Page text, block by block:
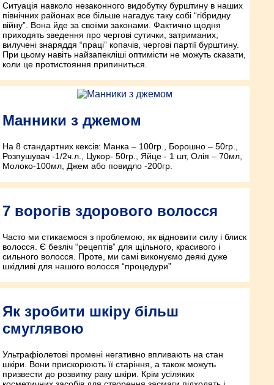
Ситуація навколо незаконного видобутку бурштину в наших
північних районах все більше нагадує таку собі “гібридну
війну”. Вона йде за своїми законами. Фактично щодня
приходять зведення про чергові сутички, затриманих,
вилучені знаряддя “праці” копачів, чергові партії бурштину.
При цьому навіть найзапекліші оптимісти не можуть сказати,
коли це протистояння припиниться.
Манники з джемом
На 8 стандартних кексів: Манка – 100гр., Борошно – 50гр.,
Розпушувач -1/2ч.л., Цукор- 50гр., Яйце - 1 шт, Олія – 70мл,
Молоко-100мл, Джем або повидло -200гр.
7 ворогів здорового волосся
Часто ми стикаємося з проблемою, як відновити силу і блиск
волосся. Є безліч “рецептів” для щільного, красивого і
сильного волосся. Проте, ми самі виконуємо деякі дуже
шкідливі для нашого волосся “процедури”
Як зробити шкіру більш
смуглявою
Ультрафіолетові промені негативно впливають на стан
шкіри. Вони прискорюють її старіння, а також можуть
призвести до розвитку раку шкіри. Крім усіляких